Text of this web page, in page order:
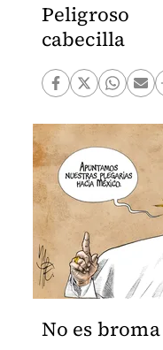
Peligroso
cabecilla
No es broma